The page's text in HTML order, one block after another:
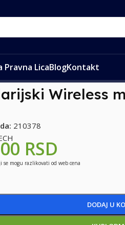
Pravna LicaBlogKontakt
Wireless
210378
RSD
se mogu razlikovati od web cena
DODAJ U